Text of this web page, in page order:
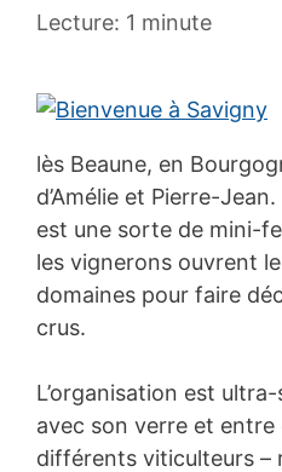
Lecture: 1 minute
lès Beaune, en
d’Amélie et Pierre-Jean.
est une sorte de mini-
les vignerons ouvrent
domaines pour faire
crus.
L’organisation est
avec son verre et entre
différents viticulteurs –